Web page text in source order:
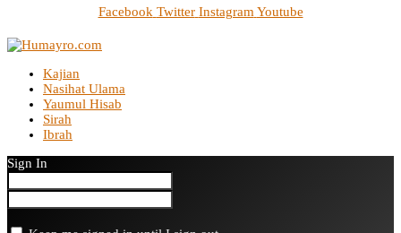
Facebook Twitter Instagram Youtube
Kajian
Nasihat Ulama
Yaumul Hisab
Sirah
Ibrah
Sign In